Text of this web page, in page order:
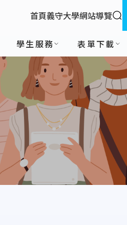
:::
首頁義守大學網站導覽
學生服務 表單下載